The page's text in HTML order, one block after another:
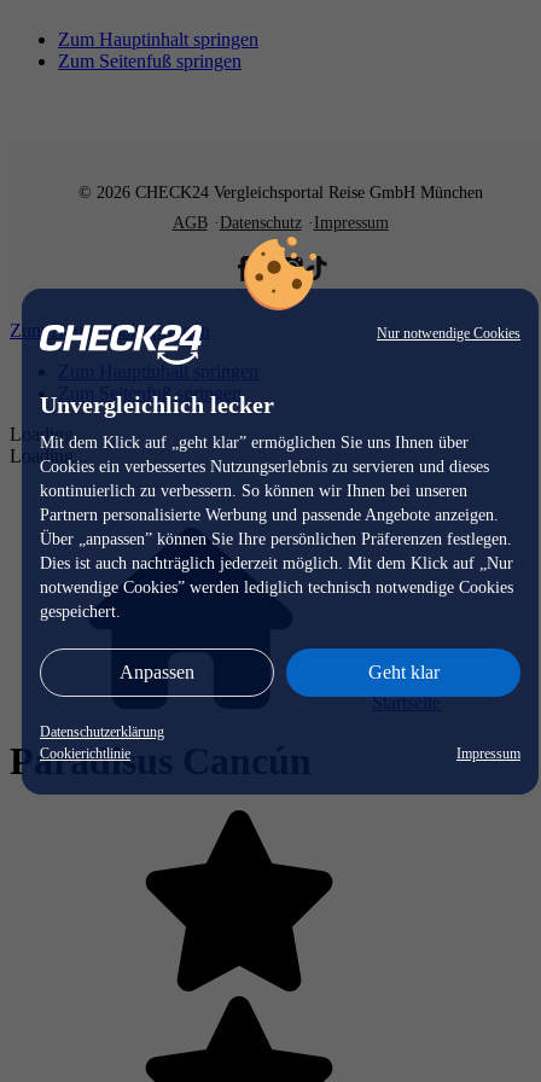
Nur notwendige Cookies
Unvergleichlich lecker
Mit dem Klick auf „geht klar” ermöglichen Sie uns Ihnen über
Cookies ein verbessertes Nutzungserlebnis zu servieren und dieses
kontinuierlich zu verbessern. So können wir Ihnen bei unseren
Partnern personalisierte Werbung und passende Angebote anzeigen.
Über „anpassen” können Sie Ihre persönlichen Präferenzen festlegen.
Dies ist auch nachträglich jederzeit möglich. Mit dem Klick auf „Nur
notwendige Cookies” werden lediglich technisch notwendige Cookies
gespeichert.
Anpassen Geht klar
Datenschutzerklärung
Cookierichtlinie
Impressum
Zum Hauptinhalt springen
Zum Seitenfuß springen
© 2026 CHECK24 Vergleichsportal Reise GmbH München
AGB
Datenschutz Impressum
Zum Hauptinhalt springen
Zum Hauptinhalt springen
Zum Seitenfuß springen
Loading...
Loading...
Startseite
Paradisus Cancún